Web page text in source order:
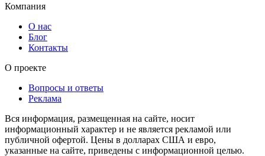
Компания
О нас
Блог
Контакты
О проекте
Вопросы и ответы
Реклама
Вся информация, размещенная на сайте, носит
информационный характер и не является рекламой или
публичной офертой. Цены в долларах США и евро,
указанные на сайте, приведены с информационной целью.